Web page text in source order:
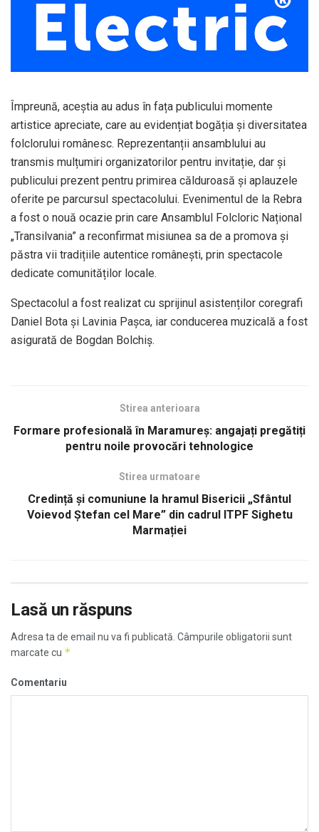
Împreună, aceștia au adus în fața publicului momente
artistice apreciate, care au evidențiat bogăția și diversitatea
folclorului românesc. Reprezentanții ansamblului au
transmis mulțumiri organizatorilor pentru invitație, dar și
publicului prezent pentru primirea călduroasă și aplauzele
oferite pe parcursul spectacolului. Evenimentul de la Rebra
a fost o nouă ocazie prin care Ansamblul Folcloric Național
„Transilvania” a reconfirmat misiunea sa de a promova și
păstra vii tradițiile autentice românești, prin spectacole
dedicate comunităților locale.
Spectacolul a fost realizat cu sprijinul asistenților coregrafi
Daniel Bota și Lavinia Pașca, iar conducerea muzicală a fost
asigurată de Bogdan Bolchiș.
Stirea anterioara
Formare profesională în Maramureș: angajați pregătiți
pentru noile provocări tehnologice
Stirea urmatoare
Credință și comuniune la hramul Bisericii „Sfântul
Voievod Ștefan cel Mare” din cadrul ITPF Sighetu
Marmației
Lasă un răspuns
Adresa ta de email nu va fi publicată. Câmpurile obligatorii sunt
marcate cu *
Comentariu